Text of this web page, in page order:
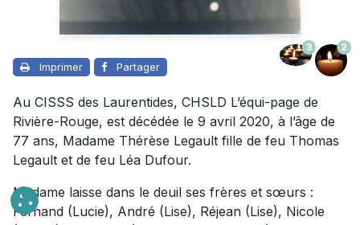
Imprimer Partager
3 2
Au CISSS des Laurentides, CHSLD L’équi-page de
Rivière-Rouge, est décédée le 9 avril 2020, à l’âge de
77 ans, Madame Thérèse Legault fille de feu Thomas
Legault et de feu Léa Dufour.
Madame laisse dans le deuil ses frères et sœurs :
Fernand (Lucie), André (Lise), Réjean (Lise), Nicole